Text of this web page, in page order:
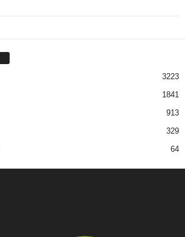
3223
1841
913
329
64